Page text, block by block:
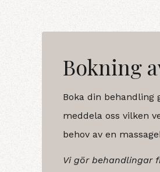
Bokning
Boka din behandling
meddela oss vilken
behov av en
Vi gör behandlingar